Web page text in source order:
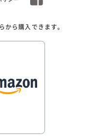
ら購入できます。